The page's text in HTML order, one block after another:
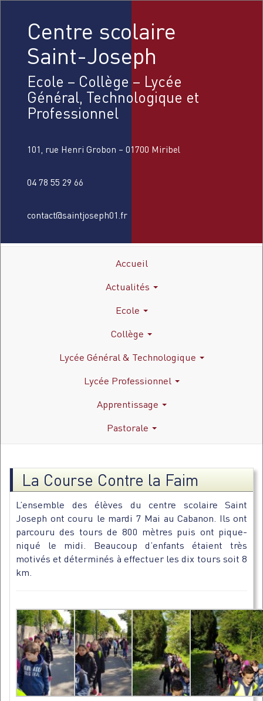
Centre scolaire
Saint-Joseph
Ecole – Collège – Lycée
Général, Technologique et
Professionnel
101, rue Henri Grobon – 01700 Miribel
04 78 55 29 66
contact@saintjoseph01.fr
Accueil
Actualités
Ecole
Collège
Lycée Général & Technologique
Lycée Professionnel
Apprentissage
Pastorale
La Course Contre la Faim
L’ensemble des élèves du centre scolaire Saint
Joseph ont couru le mardi 7 Mai au Cabanon. Ils ont
parcouru des tours de 800 mètres puis ont pique-
niqué le midi. Beaucoup d’enfants étaient très
motivés et déterminés à effectuer les dix tours soit 8
km.